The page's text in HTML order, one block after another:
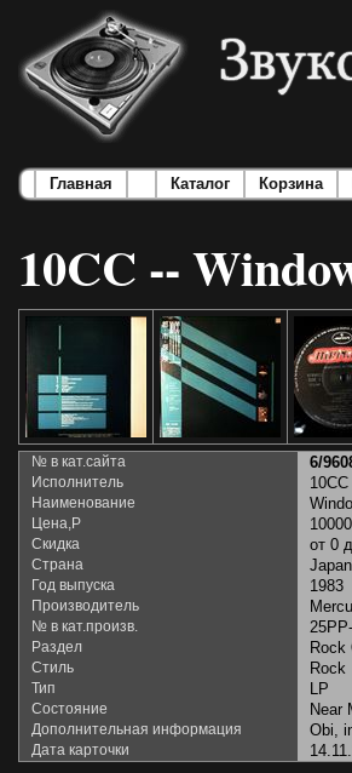
Главная Каталог Корзина
10CC --
№ в кат.сайта 6/
Исполнитель 10CC
Наименование
Цена,Р
Скидка от 0
Страна Japan
Год выпуска 1983
Производитель
№ в кат.произв.
Раздел Rock
Стиль Rock
Тип LP
Состояние Near
Дополнительная информация Obi,
Дата карточки